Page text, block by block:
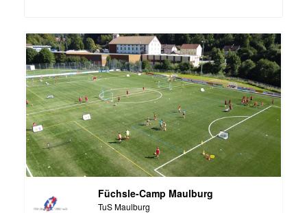
Füchsle-Camp Maulburg
TuS Maulburg